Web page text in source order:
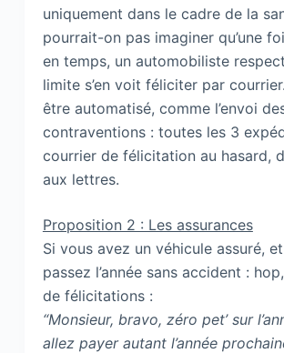
uniquement dans le cadre de la
pourrait-on pas imaginer qu’une
en temps, un automobiliste
limite s’en voit féliciter par
être automatisé, comme l’envoi
contraventions : toutes les 3
courrier de félicitation au hasard,
aux lettres.
Proposition 2 : Les assurances
Si vous avez un véhicule assuré,
passez l’année sans accident :
de félicitations :
“Monsieur, bravo, zéro pet’ sur
allez payer autant l’année